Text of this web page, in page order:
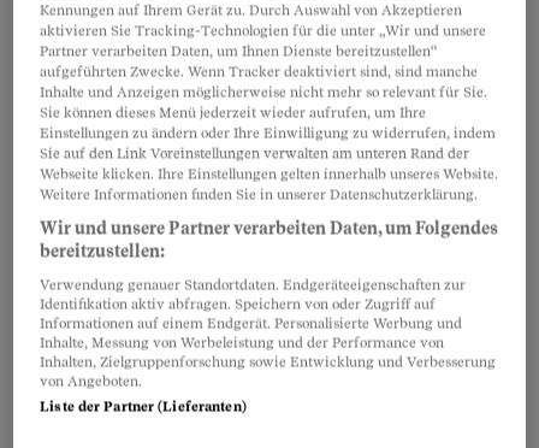
Kindern massiv zurückgegangen ist. Gemäss
zahnmedizinischen Untersuchungen im Kanton
Zürich hat der Kariesbefall bei Schulkindern in
den letzten 45 Jahren um satte 90 Prozent
abgenommen. Mittlerweile profitiert auch die
Generation der 50- bis 60-Jährigen von den
während der sechziger Jahre begonnenen
flächendeckenden
Zahnpräventionsprogrammen an den Schulen.
Kennungen auf Ihrem Gerät zu. Durch Auswahl von Akzeptieren
aktivieren Sie Tracking-Technologien für die unter „Wir und unsere
Partner verarbeiten Daten, um Ihnen Dienste bereitzustellen“
aufgeführten Zwecke. Wenn Tracker deaktiviert sind, sind manche
Inhalte und Anzeigen möglicherweise nicht mehr so relevant für Sie.
Sie können dieses Menü jederzeit wieder aufrufen, um Ihre
Einstellungen zu ändern oder Ihre Einwilligung zu widerrufen, indem
Sie auf den Link Voreinstellungen verwalten am unteren Rand der
Webseite klicken. Ihre Einstellungen gelten innerhalb unseres Website.
Weitere Informationen finden Sie in unserer Datenschutzerklärung.
Wir und unsere Partner verarbeiten Daten, um Folgendes
bereitzustellen:
Verwendung genauer Standortdaten. Endgeräteeigenschaften zur
Identifikation aktiv abfragen. Speichern von oder Zugriff auf
Informationen auf einem Endgerät. Personalisierte Werbung und
Inhalte, Messung von Werbeleistung und der Performance von
Inhalten, Zielgruppenforschung sowie Entwicklung und Verbesserung
von Angeboten.
Liste der Partner (Lieferanten)